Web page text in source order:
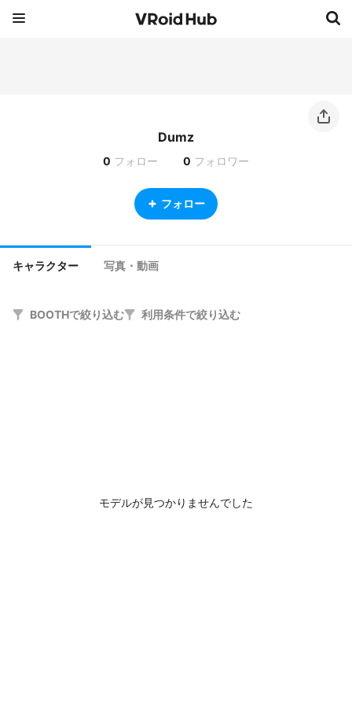
Dumz
0 フォロー 0 フォロワー
フォロー
キャラクター 写真・動画
BOOTHで絞り込む 利用条件で絞り込む
モデルが見つかりませんでした